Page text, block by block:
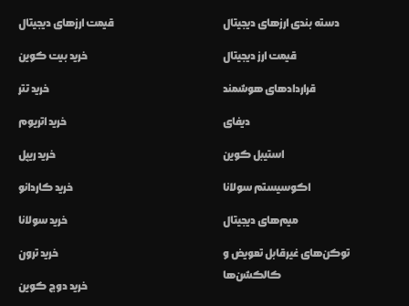
قیمت ارزهای دیجیتال
خرید بیت کوین
خرید تتر
خرید اتریوم
خرید ریپل
خرید کاردانو
خرید سولانا
خرید ترون
خرید دوج کوین
دسته بندی ارزهای دیجیتال
قیمت ارز دیجیتال
قراردادهای هوشمند
دیفای
استیبل کوین
اکوسیستم سولانا
میم‌های دیجیتال
توکن‌های غیرقابل تعویض و
کالکشن‌ها